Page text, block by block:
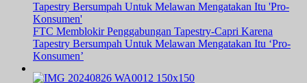
FTC Memblokir Penggabungan Tapestry-Capri Karena
Tapestry Bersumpah Untuk Melawan Mengatakan Itu ‘Pro-
Konsumen’